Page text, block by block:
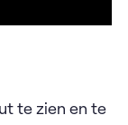
te zien en te